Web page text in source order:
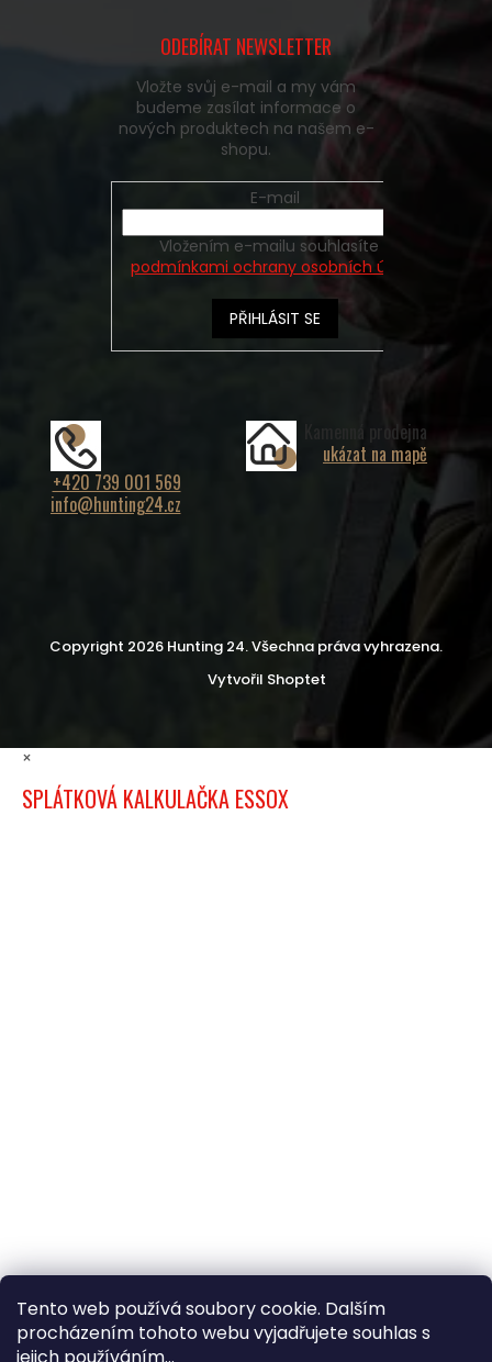
Tento web používá soubory cookie. Dalším
procházením tohoto webu vyjadřujete souhlas s
ODEBÍRAT NEWSLETTER
Vložte svůj e-mail a my vám
budeme zasílat informace o
nových produktech na našem e-
shopu.
E-mail
podmínkami ochrany osobních údajů
PŘIHLÁSIT SE
+420 739 001 569
info@hunting24.cz
Kamenná prodejna
ukázat na mapě
Vytvořil Shoptet
Copyright 2026 Hunting 24. Všechna práva vyhrazena.
×
SPLÁTKOVÁ KALKULAČKA ESSOX
×
Hledáte nejvýhodnější cenu? Získáte jí